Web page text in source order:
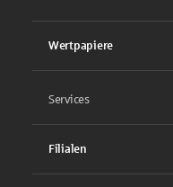
Wertpapiere
Services
Filialen